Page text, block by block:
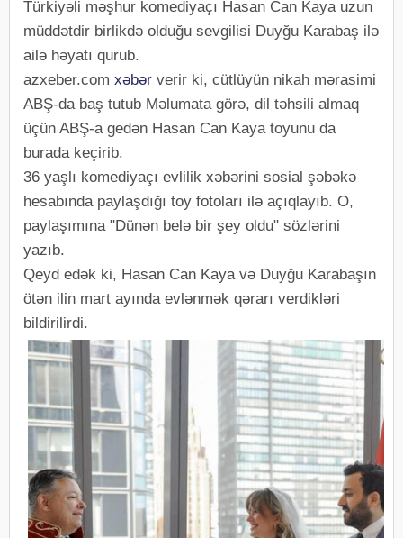
Türkiyəli məşhur komediyaçı Hasan Can Kaya uzun
müddətdir birlikdə olduğu sevgilisi Duyğu Karabaş ilə
ailə həyatı qurub.
azxeber.com xəbər verir ki, cütlüyün nikah mərasimi
ABŞ-da baş tutub Məlumata görə, dil təhsili almaq
üçün ABŞ-a gedən Hasan Can Kaya toyunu da
burada keçirib.
36 yaşlı komediyaçı evlilik xəbərini sosial şəbəkə
hesabında paylaşdığı toy fotoları ilə açıqlayıb. O,
paylaşımına "Dünən belə bir şey oldu" sözlərini
yazıb.
Qeyd edək ki, Hasan Can Kaya və Duyğu Karabaşın
ötən ilin mart ayında evlənmək qərarı verdikləri
bildirilirdi.